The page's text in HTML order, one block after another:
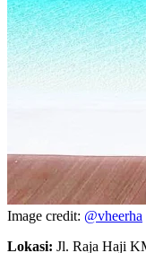
Image credit: @vheerha
Lokasi: Jl. Raja Haji